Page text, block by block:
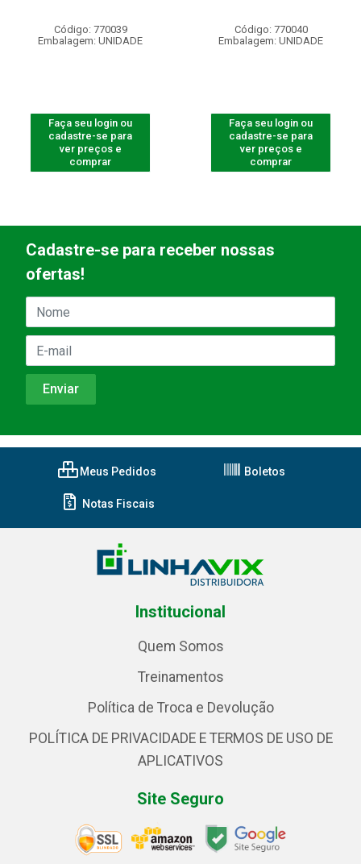
Código: 770039
Embalagem: UNIDADE
Faça seu login ou
cadastre-se para
ver preços e
comprar
Código: 770040
Embalagem: UNIDADE
Faça seu login ou
cadastre-se para
ver preços e
comprar
Cadastre-se para receber nossas
ofertas!
Meus Pedidos Boletos
Notas Fiscais
Institucional
Quem Somos
Treinamentos
Política de Troca e Devolução
POLÍTICA DE PRIVACIDADE E TERMOS DE USO DE
APLICATIVOS
Site Seguro